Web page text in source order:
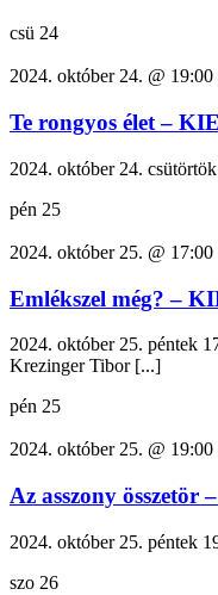
csü 24
2024. október 24. @ 19:00
Te rongyos élet –
2024. október 24.
pén 25
2024. október 25. @ 17:00
Emlékszel még? –
2024. október 25. péntek
Krezinger Tibor [...]
pén 25
2024. október 25. @ 19:00
Az asszony összetör
2024. október 25. péntek
szo 26